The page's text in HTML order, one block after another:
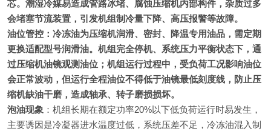
芯。潮湿冷媒易造成管路冰堵、腐蚀压缩机内部构件，杂质过多
会堵塞节流装置，引发机组制冷量下降、高压报警等故障。
油位管控：冷冻油为压缩机润滑、密封、降温专用油品，需定期
更换适配型号润滑油。机组完全停机、系统压力平衡状态下，通
过压缩机油镜观测油位；机组运行过程中，受负荷工况影响油位
会正常波动，但运行全程油位不得低于油镜最低刻度线，防止压
缩机缺油干磨，造成轴承、转子磨损损坏。
泡油现象 ：机组长期在额定功率20%以下低负荷运行时易发生，
主要诱因是冷凝器进水温度过低，系统压差不足，冷冻油混入制